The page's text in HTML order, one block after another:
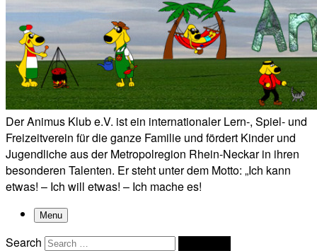
Der Animus Klub e.V. ist ein internationaler Lern-, Spiel- und
Freizeitverein für die ganze Familie und fördert Kinder und
Jugendliche aus der Metropolregion Rhein-Neckar in ihren
besonderen Talenten. Er steht unter dem Motto: „Ich kann
etwas! – Ich will etwas! – Ich mache es!
Menu
Search